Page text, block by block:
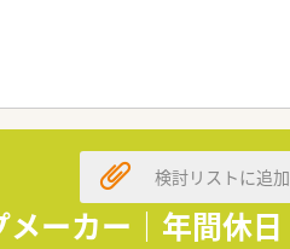
ーカー｜年間休日
検討リストに追加